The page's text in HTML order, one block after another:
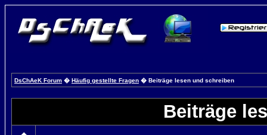
DsChAeK Forum � Häufig gestellte Fragen � Beiträge lesen und schreiben
Beiträge